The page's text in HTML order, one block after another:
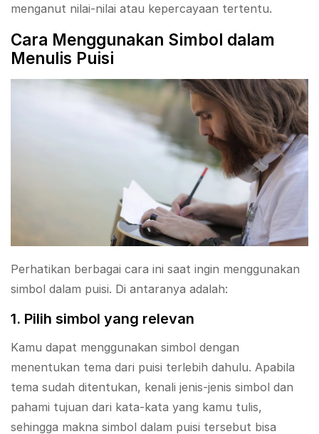
menganut nilai-nilai atau kepercayaan tertentu.
Cara Menggunakan Simbol dalam
Menulis Puisi
Perhatikan berbagai cara ini saat ingin menggunakan
simbol dalam puisi. Di antaranya adalah:
1. Pilih simbol yang relevan
Kamu dapat menggunakan simbol dengan
menentukan tema dari puisi terlebih dahulu. Apabila
tema sudah ditentukan, kenali jenis-jenis simbol dan
pahami tujuan dari kata-kata yang kamu tulis,
sehingga makna simbol dalam puisi tersebut bisa